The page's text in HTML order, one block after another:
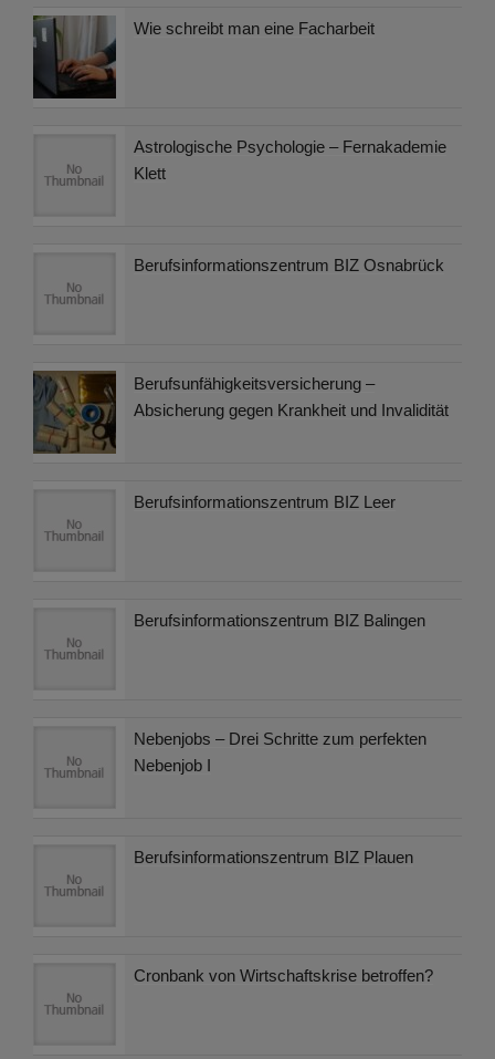
Wie schreibt man eine Facharbeit
Astrologische Psychologie – Fernakademie
Klett
Berufsinformationszentrum BIZ Osnabrück
Berufsunfähigkeitsversicherung –
Absicherung gegen Krankheit und Invalidität
Berufsinformationszentrum BIZ Leer
Berufsinformationszentrum BIZ Balingen
Nebenjobs – Drei Schritte zum perfekten
Nebenjob I
Berufsinformationszentrum BIZ Plauen
Cronbank von Wirtschaftskrise betroffen?